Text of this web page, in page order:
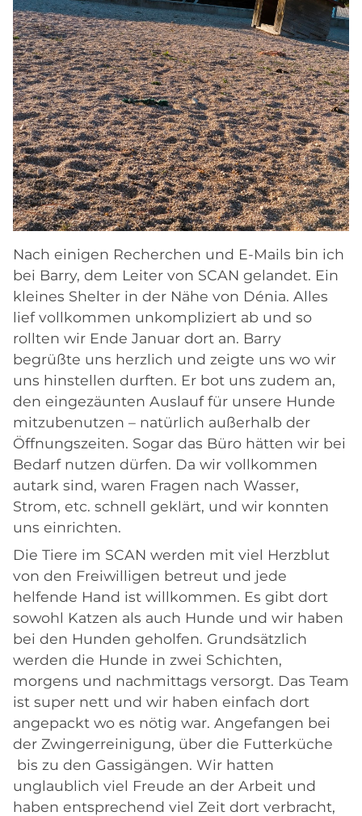
Nach einigen Recherchen und E-Mails bin ich
bei Barry, dem Leiter von SCAN gelandet. Ein
kleines Shelter in der Nähe von Dénia. Alles
lief vollkommen unkompliziert ab und so
rollten wir Ende Januar dort an. Barry
begrüßte uns herzlich und zeigte uns wo wir
uns hinstellen durften. Er bot uns zudem an,
den eingezäunten Auslauf für unsere Hunde
mitzubenutzen – natürlich außerhalb der
Öffnungszeiten. Sogar das Büro hätten wir bei
Bedarf nutzen dürfen. Da wir vollkommen
autark sind, waren Fragen nach Wasser,
Strom, etc. schnell geklärt, und wir konnten
uns einrichten.
Die Tiere im SCAN werden mit viel Herzblut
von den Freiwilligen betreut und jede
helfende Hand ist willkommen. Es gibt dort
sowohl Katzen als auch Hunde und wir haben
bei den Hunden geholfen. Grundsätzlich
werden die Hunde in zwei Schichten,
morgens und nachmittags versorgt. Das Team
ist super nett und wir haben einfach dort
angepackt wo es nötig war. Angefangen bei
der Zwingerreinigung, über die Futterküche
bis zu den Gassigängen. Wir hatten
unglaublich viel Freude an der Arbeit und
haben entsprechend viel Zeit dort verbracht,